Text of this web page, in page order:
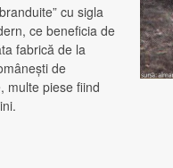
cu sigla
ce beneficia de
fabrică de la
de
multe piese fiind